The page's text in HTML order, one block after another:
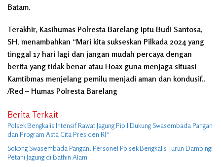
Batam.
Terakhir, Kasihumas Polresta Barelang Iptu Budi Santosa,
SH, menambahkan “Mari kita sukseskan Pilkada 2024 yang
tinggal 17 hari lagi dan jangan mudah percaya dengan
berita yang tidak benar atau Hoax guna menjaga situasi
Kamtibmas menjelang pemilu menjadi aman dan kondusif..
/Red – Humas Polresta Barelang
Berita Terkait
Polsek Bengkalis Intensif Rawat Jagung Pipil Dukung Swasembada Pangan
dan Program Asta Cita Presiden RI*
Sokong Swasembada Pangan, Personel Polsek Bengkalis Turun Dampingi
Petani Jagung di Bathin Alam